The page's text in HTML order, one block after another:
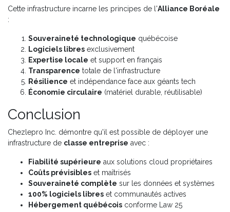
Cette infrastructure incarne les principes de l'Alliance Boréale
:
Souveraineté technologique québécoise
Logiciels libres exclusivement
Expertise locale et support en français
Transparence totale de l'infrastructure
Résilience et indépendance face aux géants tech
Économie circulaire (matériel durable, réutilisable)
Conclusion
Chezlepro Inc. démontre qu'il est possible de déployer une
infrastructure de classe entreprise avec :
Fiabilité supérieure aux solutions cloud propriétaires
Coûts prévisibles et maîtrisés
Souveraineté complète sur les données et systèmes
100% logiciels libres et communautés actives
Hébergement québécois conforme Law 25